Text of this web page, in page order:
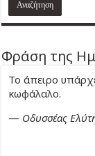
Φράση της
Το άπειρο
κωφάλαλο.
— Οδυσσέας